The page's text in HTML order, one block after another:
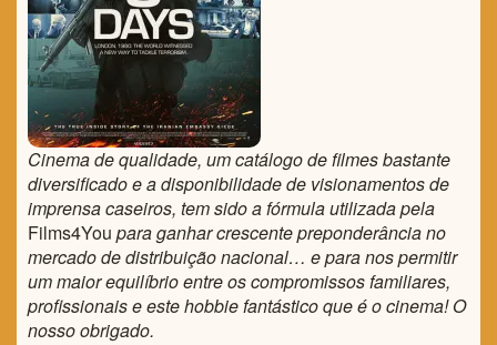
Cinema de qualidade, um catálogo de filmes bastante
diversificado e a disponibilidade de visionamentos de
imprensa caseiros, tem sido a fórmula utilizada pela
Films4You para ganhar crescente preponderância no
mercado de distribuição nacional… e para nos permitir
um maior equilíbrio entre os compromissos familiares,
profissionais e este hobbie fantástico que é o cinema! O
nosso obrigado.